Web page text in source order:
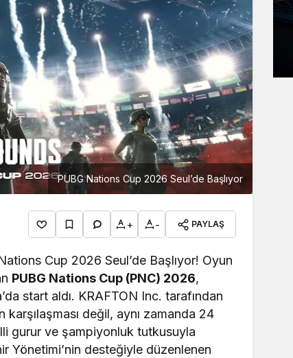
PUBG Nations Cup 2026 Seul’de Başlıyor
+ - PAYLAŞ
Cup 2026 Seul’de Başlıyor! Oyun
PUBG Nations Cup (PNC) 2026,
start aldı. KRAFTON Inc. tarafından
değil, aynı zamanda 24
gurur ve şampiyonluk tutkusuyla
Yönetimi’nin desteğiyle düzenlenen
Rumeli Tv’de Marka
Atölyesi Programına Konuk
Oldu